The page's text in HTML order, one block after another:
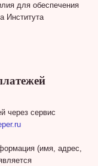
для обеспечения
Института
через сервис
(имя, адрес,